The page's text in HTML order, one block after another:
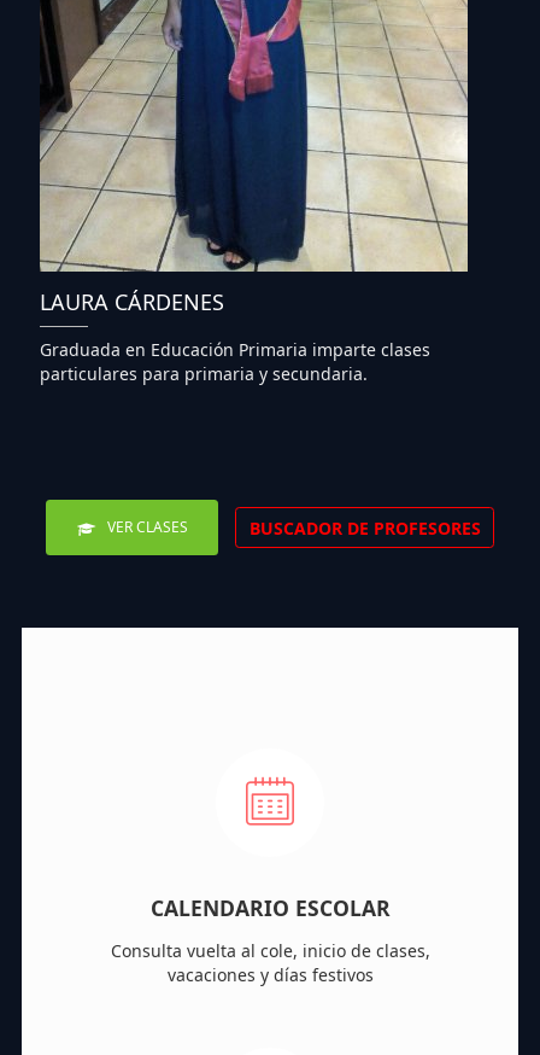
LAURA CÁRDENES
Graduada en Educación Primaria imparte clases
particulares para primaria y secundaria.
VER CLASES BUSCADOR DE PROFESORES
CALENDARIO ESCOLAR
Consulta vuelta al cole, inicio de clases,
vacaciones y días festivos